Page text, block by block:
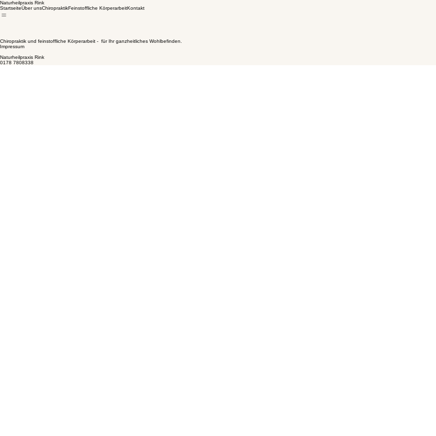
Naturheilpraxis Rink
StartseiteÜber unsChiropraktikFeinstoffliche KörperarbeitKontakt
Chiropraktik und feinstoffliche Körperarbeit - für Ihr ganzheitliches Wohlbefinden.
Impressum
Naturheilpraxis Rink
0178 7808338